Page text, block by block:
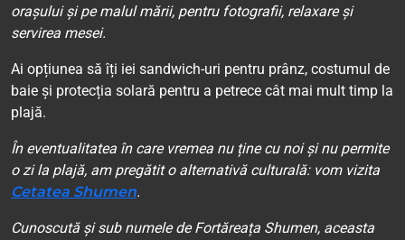
orașului și pe malul mării, pentru fotografii, relaxare și
servirea mesei.
Ai opțiunea să îți iei sandwich-uri pentru prânz, costumul de
baie și protecția solară pentru a petrece cât mai mult timp la
plajă.
În eventualitatea în care vremea nu ține cu noi și nu permite
o zi la plajă, am pregătit o alternativă culturală: vom vizita
Cetatea Shumen.
Cunoscută și sub numele de Fortăreața Shumen, aceasta